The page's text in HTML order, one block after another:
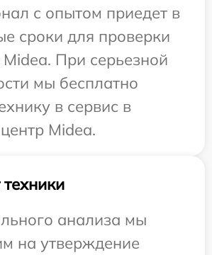
с опытом приедет в
сроки для проверки
Midea. При серьезной
мы бесплатно
в сервис в
Midea.
анализа мы
на утверждение